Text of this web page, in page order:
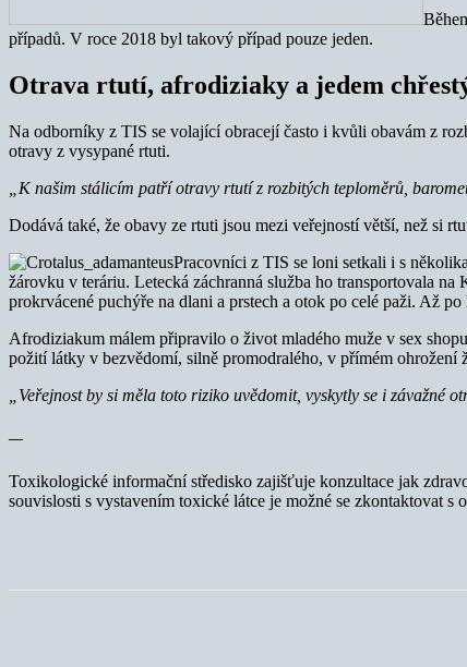
případů. V roce 2018 byl takový případ pouze jeden.
Otrava rtutí, afrodiziaky a jedem
Na odborníky z TIS se volající obracejí často i kvůli obavám z
otravy z vysypané rtuti.
„K našim stálicím patří otravy rtutí z rozbitých teploměrů,
Dodává také, že obavy ze rtuti jsou mezi veřejností větší, než si
Pracovníci z TIS se loni setkali i s
žárovku v teráriu. Letecká záchranná služba ho transportovala
prokrvácené puchýře na dlani a prstech a otok po celé paži. Až
Afrodiziakum málem připravilo o život mladého muže v sex
požití látky v bezvědomí, silně promodralého, v přímém ohrožení
„Veřejnost by si měla toto riziko uvědomit, vyskytly se i
—
Toxikologické informační středisko zajišťuje konzultace jak
souvislosti s vystavením toxické látce je možné se zkontaktovat